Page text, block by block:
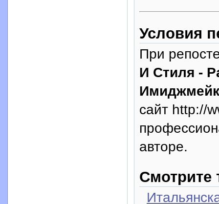
Условия
При
И Стиля -
сайт http://
авторе.
Смотрите